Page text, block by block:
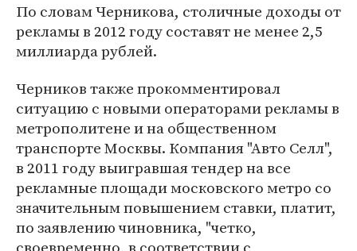
По словам Черникова, столичные доходы от
рекламы в 2012 году составят не менее 2,5
миллиарда рублей.
Черников также прокомментировал
ситуацию с новыми операторами рекламы в
метрополитене и на общественном
транспорте Москвы. Компания "Авто Селл",
в 2011 году выигравшая тендер на все
рекламные площади московского метро со
значительным повышением ставки, платит,
по заявлению чиновника, "четко,